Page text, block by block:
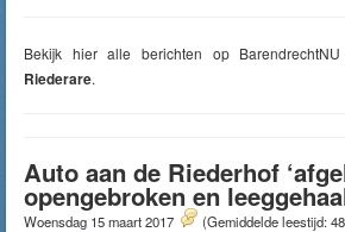
Bekijk hier alle berichten op
Riederare.
Auto aan de Riederhof
opengebroken en
Woensdag 15 maart 2017 (Gemiddelde leestijd: